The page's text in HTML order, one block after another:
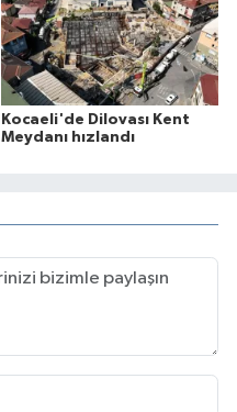
Kocaeli'de Dilovası Kent
Meydanı hızlandı